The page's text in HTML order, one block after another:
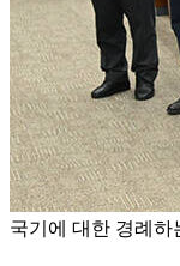
국기에 대한 경례하